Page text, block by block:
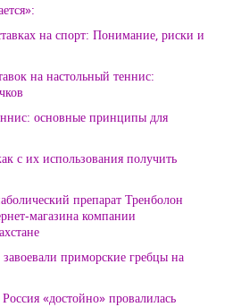
на спорт: Понимание, риски и
на настольный теннис:
основные принципы для
с их использования получить
препарат Тренболон
магазина компании
приморские гребцы на
«достойно» провалилась